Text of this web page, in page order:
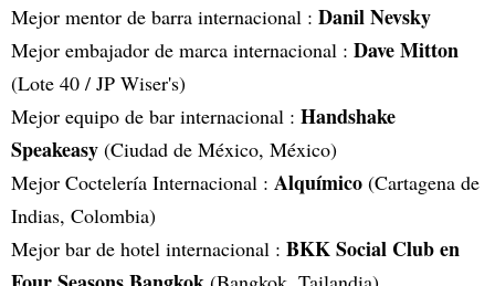
Mejor mentor de barra internacional : Danil Nevsky
Mejor embajador de marca internacional : Dave Mitton
(Lote 40 / JP Wiser's)
Mejor equipo de bar internacional : Handshake
Speakeasy (Ciudad de México, México)
Mejor Coctelería Internacional : Alquímico (Cartagena de
Indias, Colombia)
Mejor bar de hotel internacional : BKK Social Club en